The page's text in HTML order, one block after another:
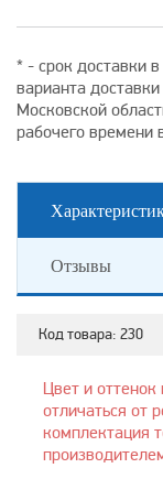
* - срок доставки
варианта
Московской
рабочего времени
Отзывы
Код товара: 230
Цвет и
отличаться от
комплектация